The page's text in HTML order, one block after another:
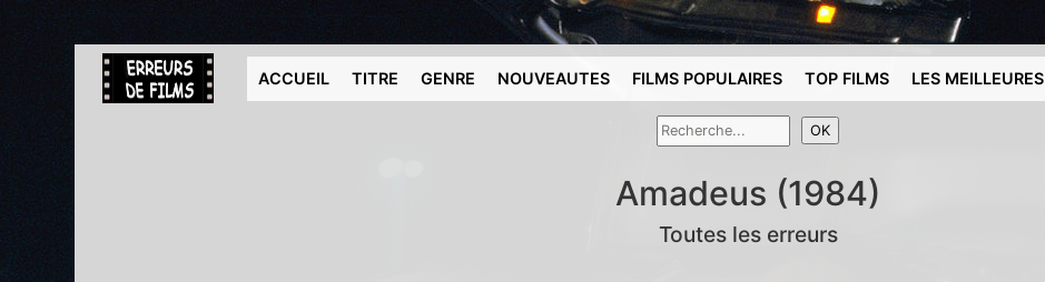
ACCUEIL TITRE GENRE NOUVEAUTES FILMS POPULAIRES TOP FILMS LES MEILLEURES
Amadeus (1984)
Toutes les erreurs